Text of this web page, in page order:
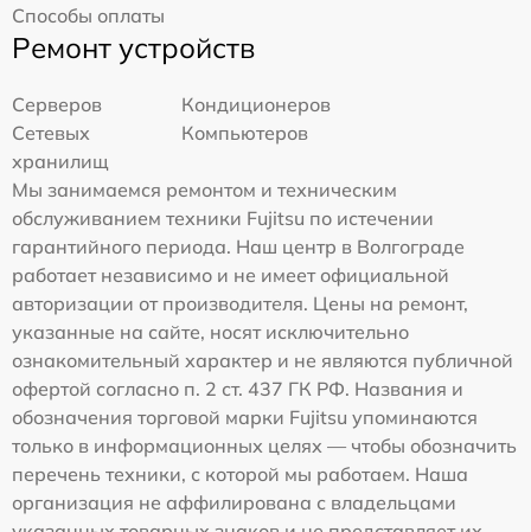
Способы оплаты
Ремонт устройств
Серверов
Кондиционеров
Сетевых
хранилищ
Компьютеров
Мы занимаемся ремонтом и техническим
обслуживанием техники Fujitsu по истечении
гарантийного периода. Наш центр в Волгограде
работает независимо и не имеет официальной
авторизации от производителя. Цены на ремонт,
указанные на сайте, носят исключительно
ознакомительный характер и не являются публичной
офертой согласно п. 2 ст. 437 ГК РФ. Названия и
обозначения торговой марки Fujitsu упоминаются
только в информационных целях — чтобы обозначить
перечень техники, с которой мы работаем. Наша
организация не аффилирована с владельцами